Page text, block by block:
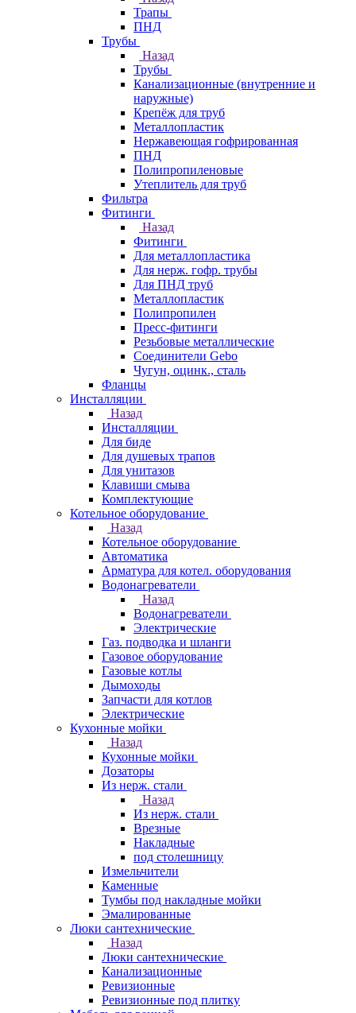
Трапы
ПНД
Трубы
Назад
Трубы
Канализационные (внутренние и
наружные)
Крепёж для труб
Металлопластик
Нержавеющая гофрированная
ПНД
Полипропиленовые
Утеплитель для труб
Фильтра
Фитинги
Назад
Фитинги
Для металлопластика
Для нерж. гофр. трубы
Для ПНД труб
Металлопластик
Полипропилен
Пресс-фитинги
Резьбовые металлические
Соединители Gebo
Чугун, оцинк., сталь
Фланцы
Инсталляции
Назад
Инсталляции
Для биде
Для душевых трапов
Для унитазов
Клавиши смыва
Комплектующие
Котельное оборудование
Назад
Котельное оборудование
Автоматика
Арматура для котел. оборудования
Водонагреватели
Назад
Водонагреватели
Электрические
Газ. подводка и шланги
Газовое оборудование
Газовые котлы
Дымоходы
Запчасти для котлов
Электрические
Кухонные мойки
Назад
Кухонные мойки
Дозаторы
Из нерж. стали
Назад
Из нерж. стали
Врезные
Накладные
под столешницу
Измельчители
Каменные
Тумбы под накладные мойки
Эмалированные
Люки сантехнические
Назад
Люки сантехнические
Канализационные
Ревизионные
Ревизионные под плитку